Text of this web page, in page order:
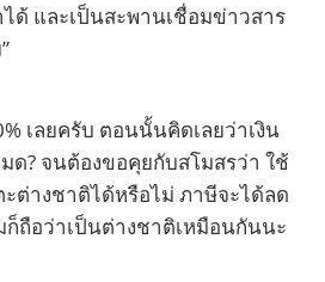
ด้ และเป็นสะพานเชื่อมข่าวสาร
เลยครับ ตอนนั้นคิดเลยว่าเงิน
ด? จนต้องขอคุยกับสโมสรว่า ใช้
ะต่างชาติได้หรือไม่ ภาษีจะได้ลด
ก็ถือว่าเป็นต่างชาติเหมือนกันนะ